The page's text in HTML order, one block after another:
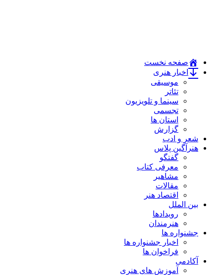
صفحه نخست
اخبار هنری
موسیقی
تئاتر
سینما و تلویزیون
تجسمی
استان ها
گزارش
شعر و ادب
هنرآگین پلاس
گفتگو
معرفی کتاب
مشاهیر
مقالات
اقتصاد هنر
بین الملل
رویدادها
هنرمندان
جشنواره ها
اخبار جشنواره ها
فراخوان ها
آکادمی
آموزش های هنری